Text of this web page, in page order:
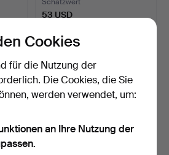
53 USD
Cookies
für die Nutzung der
Die Cookies, die Sie
werden verwendet, um:
an Ihre Nutzung der